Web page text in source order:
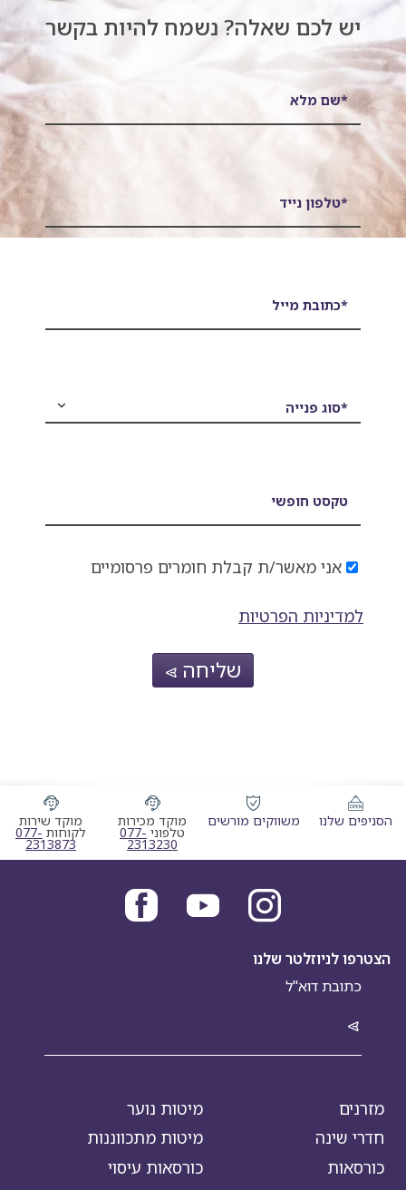
יש לכם שאלה? נשמח להיות בקשר
*שם מלא
*טלפון נייד
*כתובת מייל
*סוג פנייה
טקסט חופשי
אני מאשר/ת קבלת חומרים פרסומיים
למדיניות הפרטיות
שליחה
הסניפים שלנו משווקים מורשים מוקד מכירות
טלפונימוקד מכירות טלפוני
077-
2313230
מוקד שירות
לקוחותמוקד
077-
2313873
הצטרפו לניוזלטר שלנו
מזרנים
מיטות נוער
חדרי שינה
מיטות מתכווננות
כורסאות
כורסאות עיסוי